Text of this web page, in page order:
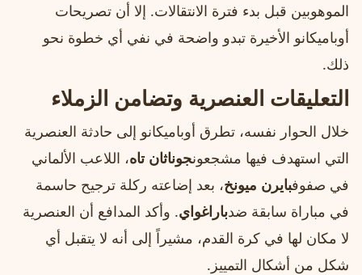
الموهوبين قبل بدء فترة الانتقالات. إلا أن تصريحات
أوباميكانو الأخيرة تبدو واضحة في نفي أي خطوة نحو
ذلك.
التعليقات العنصرية وتضامن الزملاء
خلال الحوار نفسه، تطرق أوباميكانو إلى حادثة العنصرية
التي استهدف فيها مشجعونجوناثان تاه، اللاعب الألماني
في صفوفبايرن ميونخ، بعد إضاعته ركلة ترجيح حاسمة
في مباراة سابقة ضدباراغواي. وأكد المدافع أن العنصرية
لا مكان لها في كرة القدم، مشيراً إلى أنه لا يتقبل أي
شكل من أشكال التمييز.